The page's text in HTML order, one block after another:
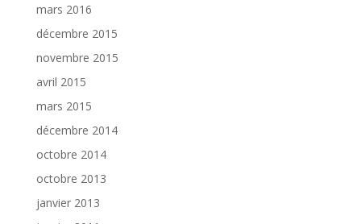
mars 2016
décembre 2015
novembre 2015
avril 2015
mars 2015
décembre 2014
octobre 2014
octobre 2013
janvier 2013